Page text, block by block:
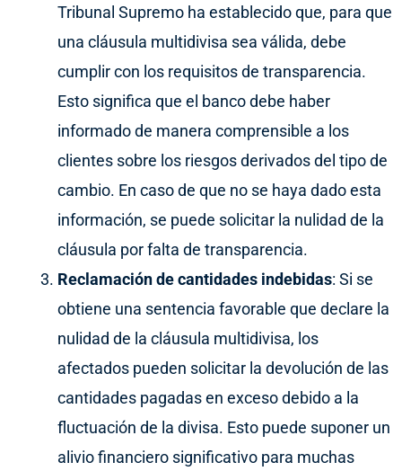
Tribunal Supremo ha establecido que, para que
una cláusula multidivisa sea válida, debe
cumplir con los requisitos de transparencia.
Esto significa que el banco debe haber
informado de manera comprensible a los
clientes sobre los riesgos derivados del tipo de
cambio. En caso de que no se haya dado esta
información, se puede solicitar la nulidad de la
cláusula por falta de transparencia.
Reclamación de cantidades indebidas: Si se
obtiene una sentencia favorable que declare la
nulidad de la cláusula multidivisa, los
afectados pueden solicitar la devolución de las
cantidades pagadas en exceso debido a la
fluctuación de la divisa. Esto puede suponer un
alivio financiero significativo para muchas